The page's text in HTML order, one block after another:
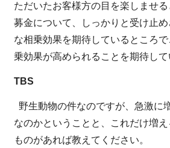
ただいたお客様方の目を楽しませ
募金について、しっかりと受け止
な相乗効果を期待しているところ
乗効果が高められることを期待して
TBS
野生動物の件なのですが、急激に
なのかということと、これだけ増
ものがあれば教えてください。